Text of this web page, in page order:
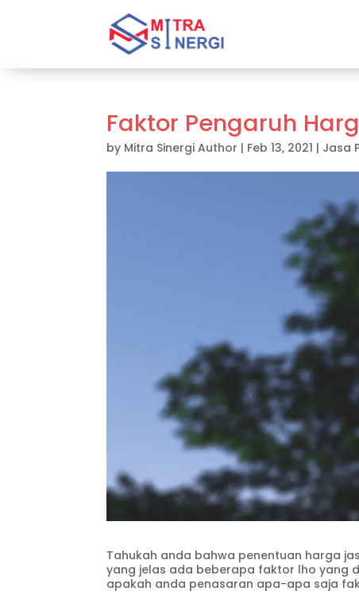
Faktor Pengaruh
by Mitra Sinergi Author | Feb 13, 2021 | Jasa
Tahukah anda bahwa penentuan harga
yang jelas ada beberapa faktor lho yang
apakah anda penasaran apa-apa saja